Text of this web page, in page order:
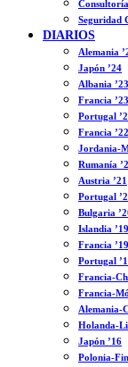
Seguridad
DIARIOS
Alemania
Japón ’24
Albania ’23
Francia ’23
Portugal
Francia ’22
Jordania-
Rumanía
Austria ’21
Portugal
Bulgaria
Islandia ’19
Francia ’19
Portugal
Francia-
Francia-
Alemania-
Holanda-
Japón ’16
Polonia-